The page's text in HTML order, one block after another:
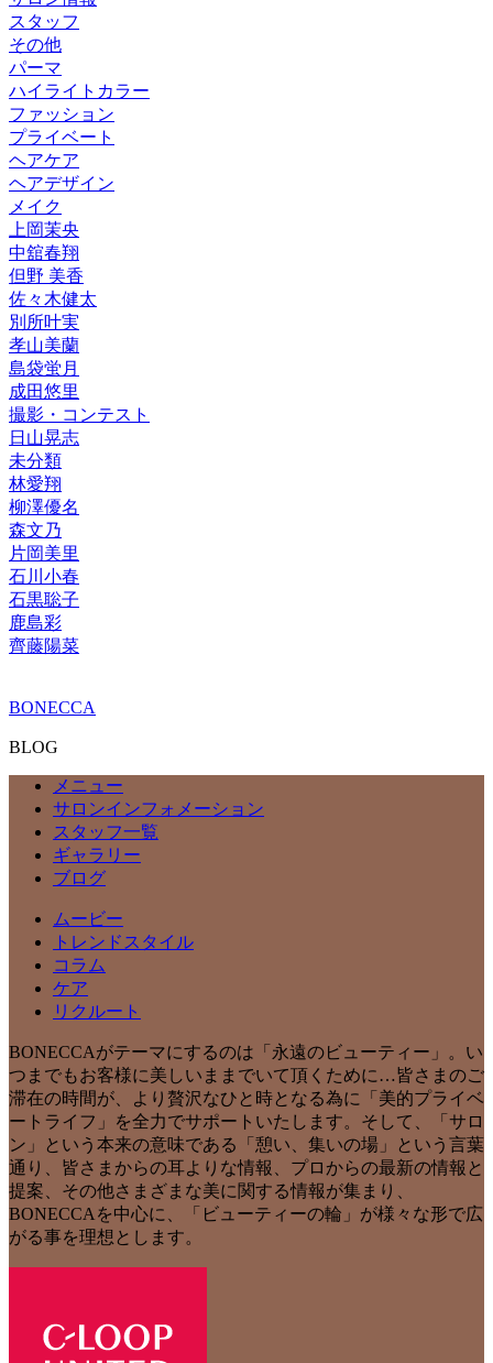
スタッフ
その他
パーマ
ハイライトカラー
ファッション
プライベート
ヘアケア
ヘアデザイン
メイク
上岡茉央
中舘春翔
但野 美香
佐々木健太
別所叶実
孝山美蘭
島袋蛍月
成田悠里
撮影・コンテスト
日山晃志
未分類
林愛翔
柳澤優名
森文乃
片岡美里
石川小春
石黒聡子
鹿島彩
齊藤陽菜
BONECCA
BLOG
メニュー
サロンインフォメーション
スタッフ一覧
ギャラリー
ブログ
ムービー
トレンドスタイル
コラム
ケア
リクルート
BONECCAがテーマにするのは「永遠のビューティー」。い
つまでもお客様に美しいままでいて頂くために…皆さまのご
滞在の時間が、より贅沢なひと時となる為に「美的プライベ
ートライフ」を全力でサポートいたします。そして、「サロ
ン」という本来の意味である「憩い、集いの場」という言葉
通り、皆さまからの耳よりな情報、プロからの最新の情報と
提案、その他さまざまな美に関する情報が集まり、
BONECCAを中心に、「ビューティーの輪」が様々な形で広
がる事を理想とします。